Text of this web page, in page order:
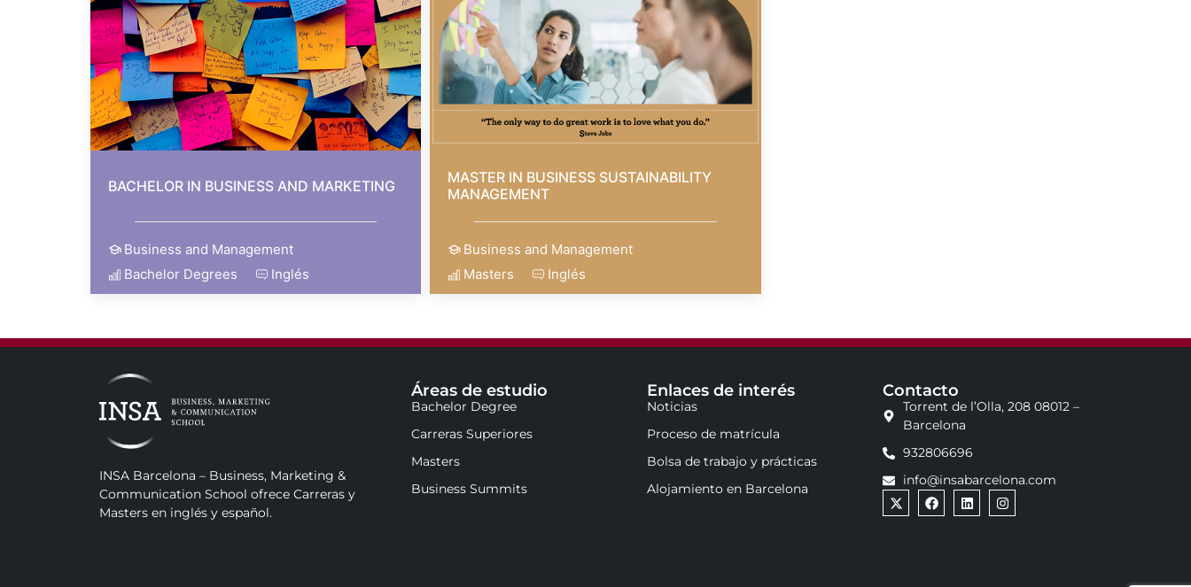
BACHELOR IN BUSINESS AND MARKETING
Business and Management
Bachelor Degrees
Inglés
MASTER IN BUSINESS SUSTAINABILITY
MANAGEMENT
Business and Management
Masters
Inglés
INSA Barcelona – Business, Marketing &
Communication School ofrece Carreras y
Masters en inglés y español.
Áreas de estudio
Bachelor Degree
Carreras Superiores
Masters
Business Summits
Enlaces de interés
Noticias
Proceso de matrícula
Bolsa de trabajo y prácticas
Alojamiento en Barcelona
Contacto
Torrent de l’Olla, 208 08012 –
Barcelona
932806696
info@insabarcelona.com